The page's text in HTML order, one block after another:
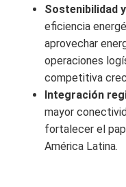
Sostenibilidad
eficiencia
aprovechar
operaciones
competitiva
Integración
mayor
fortalecer el
América Latina.